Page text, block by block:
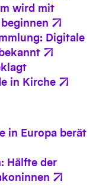
wird mit
Digitale
in Kirche
in Europa berät
Hälfte der